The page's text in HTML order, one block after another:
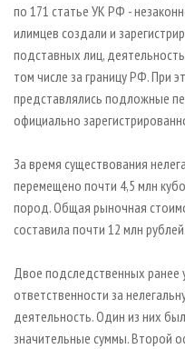
по 171 статье УК РФ -
илимцев создали и
подставных лиц,
том числе за границу РФ. При
представлялись подложные
официально
За время существования
перемещено почти 4,5 млн
пород. Общая рыночная
составила почти 12 млн рублей.
Двое подследственных ранее
ответственности за
деятельность. Один из них
значительные суммы. Второй